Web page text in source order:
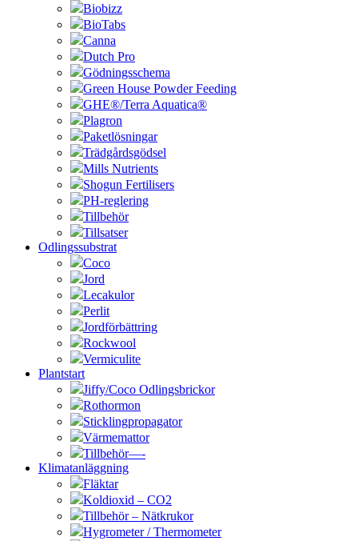
Biobizz
BioTabs
Canna
Dutch Pro
Gödningsschema
Green House Powder Feeding
GHE®/Terra Aquatica®
Plagron
Paketlösningar
Trädgårdsgödsel
Mills Nutrients
Shogun Fertilisers
PH-reglering
Tillbehör
Tillsatser
Odlingssubstrat
Coco
Jord
Lecakulor
Perlit
Jordförbättring
Rockwool
Vermiculite
Plantstart
Jiffy/Coco Odlingsbrickor
Rothormon
Sticklingpropagator
Värmemattor
Tillbehör—-
Klimatanläggning
Fläktar
Koldioxid – CO2
Tillbehör – Nätkrukor
Hygrometer / Thermometer